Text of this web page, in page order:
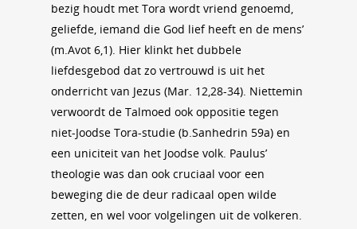
bezig houdt met Tora wordt vriend genoemd,
geliefde, iemand die God lief heeft en de mens’
(m.Avot 6,1). Hier klinkt het dubbele
liefdesgebod dat zo vertrouwd is uit het
onderricht van Jezus (Mar. 12,28-34). Niettemin
verwoordt de Talmoed ook oppositie tegen
niet-Joodse Tora-studie (b.Sanhedrin 59a) en
een uniciteit van het Joodse volk. Paulus’
theologie was dan ook cruciaal voor een
beweging die de deur radicaal open wilde
zetten, en wel voor volgelingen uit de volkeren.